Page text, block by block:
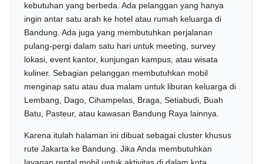
kebutuhan yang berbeda. Ada pelanggan yang hanya
ingin antar satu arah ke hotel atau rumah keluarga di
Bandung. Ada juga yang membutuhkan perjalanan
pulang-pergi dalam satu hari untuk meeting, survey
lokasi, event kantor, kunjungan kampus, atau wisata
kuliner. Sebagian pelanggan membutuhkan mobil
menginap satu atau dua malam untuk liburan keluarga di
Lembang, Dago, Cihampelas, Braga, Setiabudi, Buah
Batu, Pasteur, atau kawasan Bandung Raya lainnya.
Karena itulah halaman ini dibuat sebagai cluster khusus
rute Jakarta ke Bandung. Jika Anda membutuhkan